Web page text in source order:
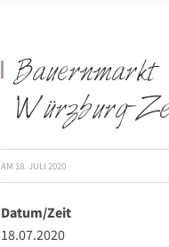
Würzburg-
AM 18. JULI 2020
Datum/Zeit
18.07.2020